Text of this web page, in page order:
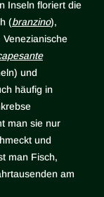
Inseln floriert die
(branzino),
und
häufig in
man sie nur
und
man Fisch,
am